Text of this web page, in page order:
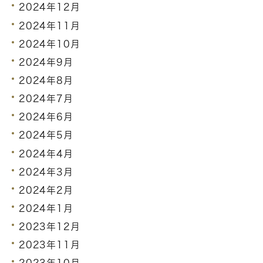
2024年12月
2024年11月
2024年10月
2024年9月
2024年8月
2024年7月
2024年6月
2024年5月
2024年4月
2024年3月
2024年2月
2024年1月
2023年12月
2023年11月